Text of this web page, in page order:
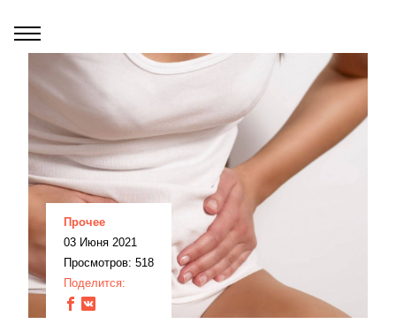
Прочее
03 Июня 2021
Просмотров: 518
Поделится: